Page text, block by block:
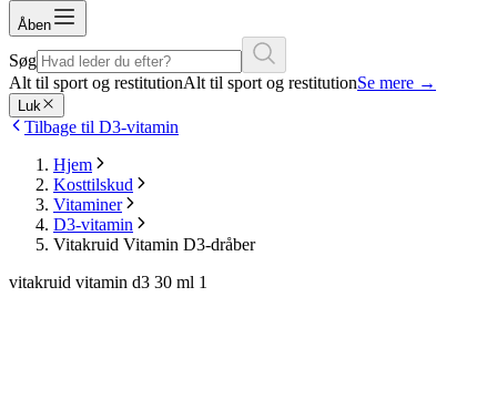
Åben
Søg
Alt til sport og restitutionAlt til sport og restitutionSe mere →
Luk
Tilbage til D3-vitamin
Hjem
Kosttilskud
Vitaminer
D3-vitamin
Vitakruid Vitamin D3-dråber
vitakruid vitamin d3 30 ml 1